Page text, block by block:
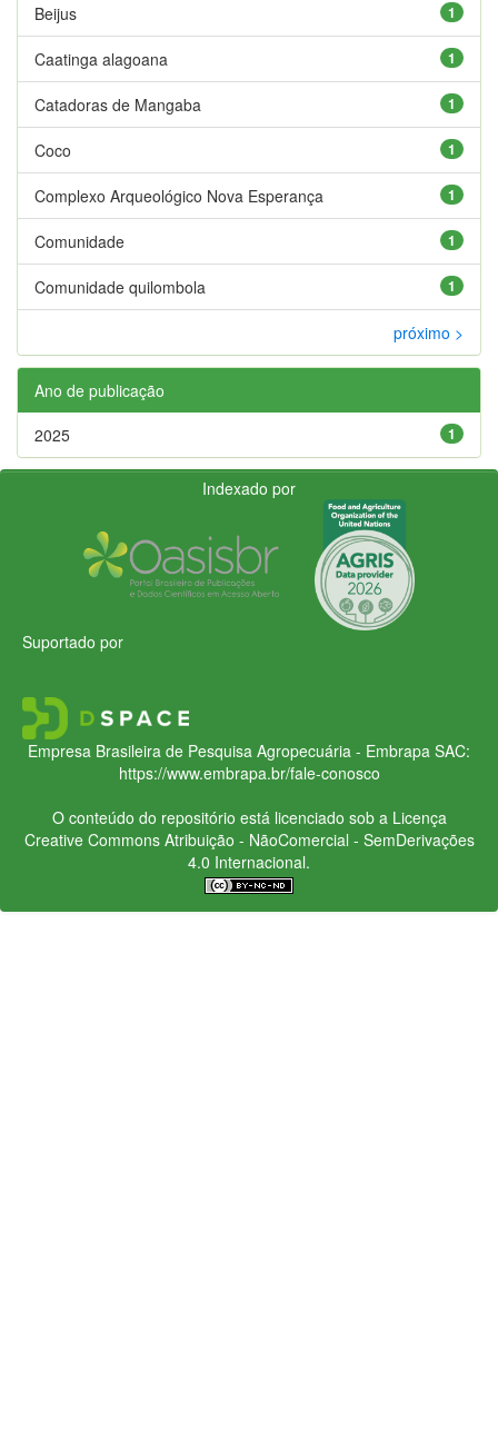
1
Beijus
1
Caatinga alagoana
1
Catadoras de Mangaba
1
Coco
1
Complexo Arqueológico Nova Esperança
1
Comunidade
1
Comunidade quilombola
próximo >
Ano de publicação
1
2025
Indexado por
Suportado por
Empresa Brasileira de Pesquisa Agropecuária - Embrapa SAC:
https://www.embrapa.br/fale-conosco
O conteúdo do repositório está licenciado sob a Licença
Creative CommonsAtribuição - NãoComercial - SemDerivações
4.0 Internacional.